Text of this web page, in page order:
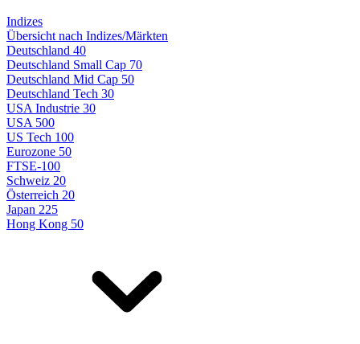
Indizes
Übersicht nach Indizes/Märkten
Deutschland 40
Deutschland Small Cap 70
Deutschland Mid Cap 50
Deutschland Tech 30
USA Industrie 30
USA 500
US Tech 100
Eurozone 50
FTSE-100
Schweiz 20
Österreich 20
Japan 225
Hong Kong 50